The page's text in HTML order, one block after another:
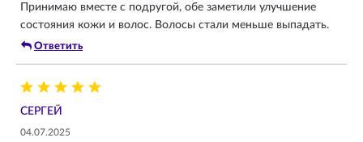
Принимаю вместе с подругой, обе заметили улучшение
состояния кожи и волос. Волосы стали меньше выпадать.
Ответить
СЕРГЕЙ
04.07.2025